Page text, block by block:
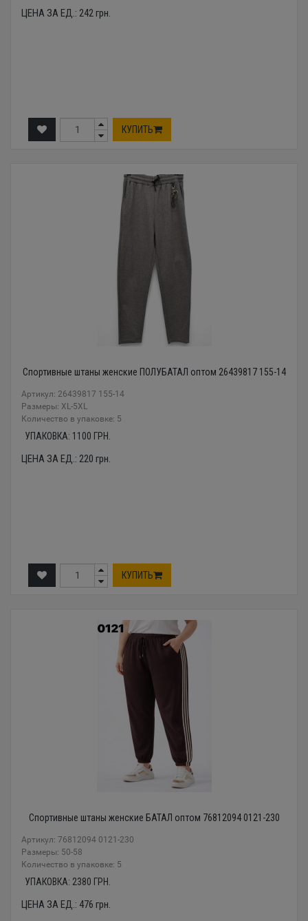
ЦЕНА ЗА ЕД.: 242грн.
КУПИТЬ
Спортивные штаны женские ПОЛУБАТАЛ оптом 26439817 155-14
Артикул: 26439817 155-14
Размеры: XL-5XL
Количество в упаковке: 5
УПАКОВКА: 1100 ГРН.
ЦЕНА ЗА ЕД.: 220 грн.
КУПИТЬ
Спортивные штаны женские БАТАЛ оптом 76812094 0121-230
Артикул: 76812094 0121-230
Размеры: 50-58
Количество в упаковке: 5
УПАКОВКА: 2380 ГРН.
ЦЕНА ЗА ЕД.: 476 грн.